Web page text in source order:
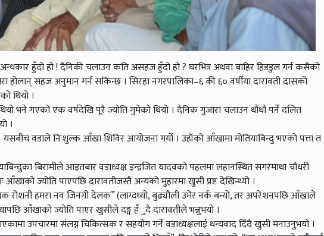
हुँदो हो ! दैनिकी चलाउन कति असहज हुँदो हो ? घरभित्र अथवा बाहिर हिडडुल गर्न कसैको
होलान् सहज अनुमान गर्न सकिन्छ । सिरहा नगरपालिका–६ की ६० वर्षीया दारावती दासको
थियो ।
भने गएको एक वर्षदेखि पूरै ज्योति गुमेको थियो । दैनिक गुजारा चलाउन धौधौ पर्ने दलित
।
वडाले निःशुल्क आँखा शिविर आयोजना गर्यो । उहाँको आँखामा मोतियाबिन्दु भएको पत्ता त
बिरामीले आइतबार वडाध्यक्ष इन्द्रजित यादवको पहलमा लहानस्थित सगरमाथा चौधरी
ज्योति पाएपछि दारावतीजस्तै अन्यको मुहारमा खुसी प्रष्ट देखिन्थ्यो ।
हमरा नव जिनगी देलक” (लाग्दथ्यो, बुढ्यौली उमेर नर्क बन्यो, तर अपरेशनपछि आँखाले
आँखाको ज्योति पाएर खुसीले दङ्ग हँुदै दारावतीले भन्नुभयो ।
उपचारमा संलग्न चिकित्सक र सहयोग गर्ने वडाध्यक्षलाई धन्यवाद दिँदै खुसी मनाउनुभयो ।